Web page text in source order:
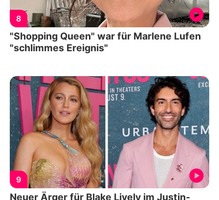
8
"Shopping Queen" war für Marlene Lufen
"schlimmes Ereignis"
9
Neuer Ärger für Blake Lively im Justin-